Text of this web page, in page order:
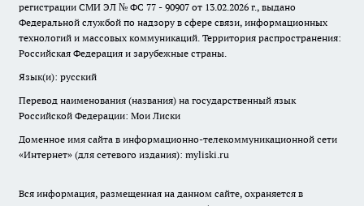
регистрации СМИ ЭЛ № ФС 77 - 90907 от 13.02.2026 г., выдано
Федеральной службой по надзору в сфере связи, информационных
технологий и массовых коммуникаций. Территория распространения:
Российская Федерация и зарубежные страны.
Язык(и): русский
Перевод наименования (названия) на государственный язык
Российской Федерации: Мои Лиски
Доменное имя сайта в информационно-телекоммуникационной сети
«Интернет» (для сетевого издания): myliski.ru
Вся информация, размещенная на данном сайте, охраняется в